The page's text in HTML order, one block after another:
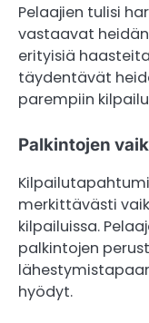
Pelaajien tulisi
vastaavat
erityisiä
täydentävät
parempiin
Palkintojen
merkittävästi
kilpailuissa.
palkintojen
hyödyt.